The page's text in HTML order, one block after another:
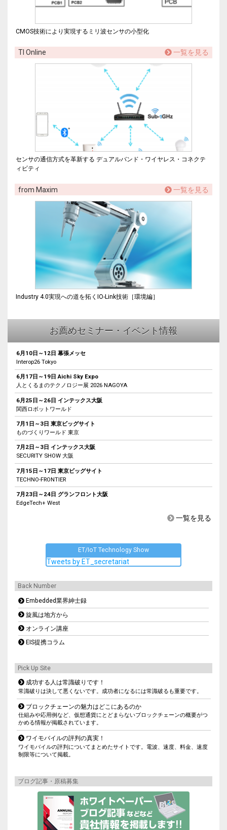
CMOS技術により実現するミリ波センサの小型化
TI Online 一覧を見る
センサの通信方式を革新する デュアルバンド・ワイヤレス・コネクテ
ィビティ
from Maxim 一覧を見る
Industry 4.0実現への道を拓くIO-Link技術［環境編］
お薦めセミナー・イベント情報
6月10日～12日 幕張メッセ
Interop26 Tokyo
6月17日～19日 Aichi Sky Expo
人とくるまのテクノロジー展 2026 NAGOYA
6月25日～26日 インテックス大阪
関西ロボットワールド
7月1日～3日 東京ビッグサイト
ものづくりワールド 東京
7月2日～3日 インテックス大阪
SECURITY SHOW 大阪
7月15日～17日 東京ビッグサイト
TECHNO-FRONTIER
7月23日～24日 グランフロント大阪
EdgeTech+ West
一覧を見る
ET/IoT Technology Show
Tweets by ET_secretariat
Back Number
Embedded業界紳士録
旋風は地方から
オンライン講座
EIS提携コラム
Pick Up Site
成功する人は常識破りです！
常識破りは決して悪くないです。成功者になるには常識破るも重要です。
ブロックチェーンの魅力はどこにあるのか
仕組みや応用例など、仮想通貨にとどまらないブロックチェーンの概要がつ
かめる情報が掲載されています。
ワイモバイルの評判の真実！
ワイモバイルの評判についてまとめたサイトです。電波、速度、料金、速度
制限等について掲載。
ブログ記事・原稿募集